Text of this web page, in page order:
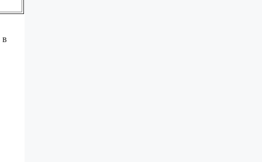
в